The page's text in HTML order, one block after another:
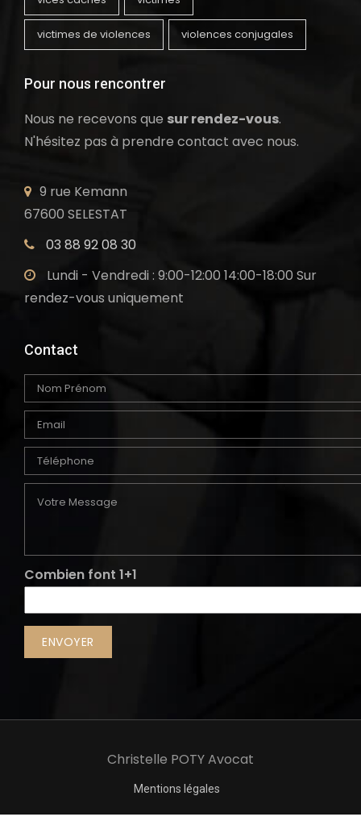
victimes de violences violences conjugales
Pour nous rencontrer
Nous ne recevons que sur rendez-vous.
N'hésitez pas à prendre contact avec nous.
9 rue Kemann
67600 SELESTAT
03 88 92 08 30
Lundi - Vendredi : 9:00-12:00 14:00-18:00 Sur
rendez-vous uniquement
Contact
Combien font 1+1
Christelle POTY Avocat
Mentions légales